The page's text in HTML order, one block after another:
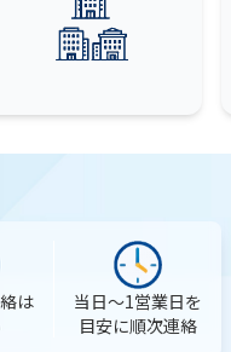
は
当日〜1営業日を
目安に順次連絡